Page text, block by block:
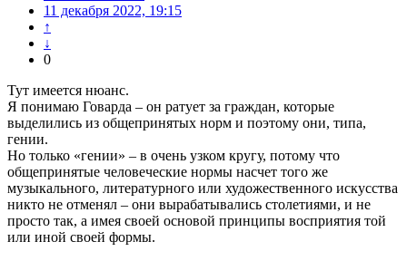
11 декабря 2022, 19:15
↑
↓
0
Тут имеется нюанс.
Я понимаю Говарда – он ратует за граждан, которые
выделились из общепринятых норм и поэтому они, типа,
гении.
Но только «гении» – в очень узком кругу, потому что
общепринятые человеческие нормы насчет того же
музыкального, литературного или художественного искусства
никто не отменял – они вырабатывались столетиями, и не
просто так, а имея своей основой принципы восприятия той
или иной своей формы.